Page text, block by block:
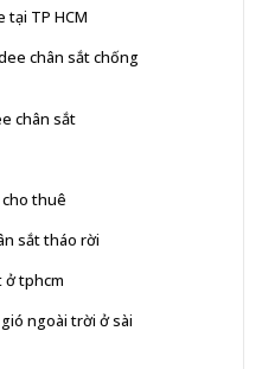
TP HCM
chân sắt chống
chân sắt
thuê
sắt tháo rời
ở tphcm
ngoài trời ở sài